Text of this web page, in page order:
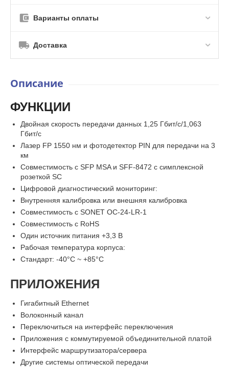
Варианты оплаты
Доставка
Описание
ФУНКЦИИ
Двойная скорость передачи данных 1,25 Гбит/с/1,063
Гбит/с
Лазер FP 1550 нм и фотодетектор PIN для передачи на 3
км
Совместимость с SFP MSA и SFF-8472 с симплексной
розеткой SC
Цифровой диагностический мониторинг:
Внутренняя калибровка или внешняя калибровка
Совместимость с SONET OC-24-LR-1
Совместимость с RoHS
Один источник питания +3,3 В
Рабочая температура корпуса:
Стандарт: -40°C ~ +85°C
ПРИЛОЖЕНИЯ
Гигабитный Ethernet
Волоконный канал
Переключиться на интерфейс переключения
Приложения с коммутируемой объединительной платой
Интерфейс маршрутизатора/сервера
Другие системы оптической передачи